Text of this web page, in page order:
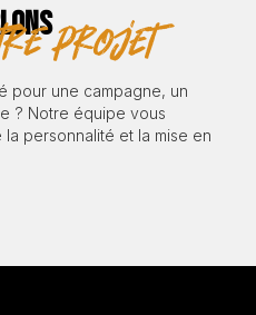
projet
pour une campagne, un
? Notre équipe vous
personnalité et la mise en